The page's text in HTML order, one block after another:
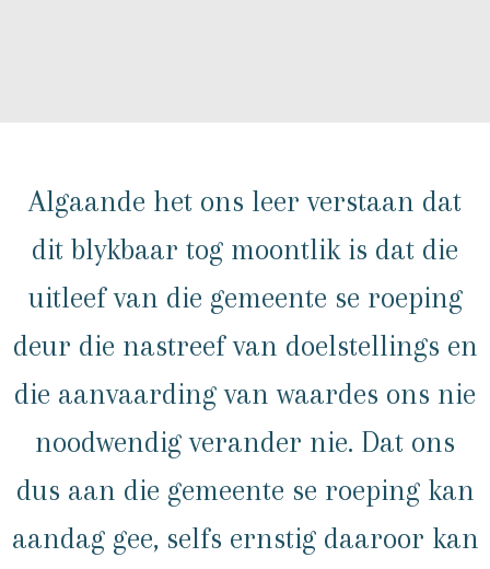
Algaande het ons leer verstaan dat
dit blykbaar tog moontlik is dat die
uitleef van die gemeente se roeping
deur die nastreef van doelstellings en
die aanvaarding van waardes ons nie
noodwendig verander nie. Dat ons
dus aan die gemeente se roeping kan
aandag gee, selfs ernstig daaroor kan